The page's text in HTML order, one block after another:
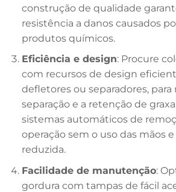
construção de qualidade
resistência a danos causados
produtos químicos.
Eficiência e design: Procure
com recursos de design
defletores ou separadores, para
separação e a retenção de
sistemas automáticos de
operação sem o uso das mãos
reduzida.
Facilidade de manutenção:
gordura com tampas de fácil